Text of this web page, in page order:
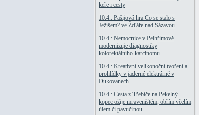
keře i cesty
10.4.: Pašijová hra Co se stalo s
Ježíšem? ve Žďáře nad Sázavou
10.4.: Nemocnice v Pelhřimově
modernizuje diagnostiky
kolorektálního karcinomu
10.4.: Kreativní velikonoční tvoření a
prohlídky v jaderné elektrárně v
Dukovanech
10.4.: Cesta z Třebíče na Pekelný
kopec ožije mraveništěm, obřím včelím
úlem či pavučinou